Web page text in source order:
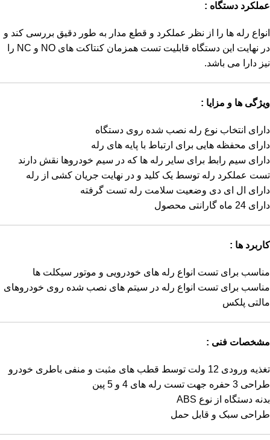
عملکرد دستگاه :
انواع رله ها را از نظر عملکرد و قطع مدار به طور دقیق بررسی کند و
در نهایت این دستگاه قابلیت تست همزمان کنتاکت های NO و NC را
نیز دارا می باشد.
ویژگی ها و مزایا :
دارای انتخاب نوع رله نصب شده روی دستگاه
دارای محفظه هایی برای ارتباط با پایه های رله
دارای سیم رابط برای سایر رله ها که در سیم خودروها نقش دارند
تست عملکرد رله توسط یک کلید و در نهایت جریان کشی از رله
دارای ال ای دی وضعیت سلامت رله تست گرفته
دارای 24 ماه گارانتی محصول
کاربرد ها :
مناسب برای تست انواع رله های خودرویی و موتور سیکلت ها
مناسب برای تست انواع رله در سیتم های نصب شده روی خودروهای
مالتی پلکس
مشخصات فنی :
تغذیه ورودی 12 ولت توسط قطب های مثبت و منفی باطری خودرو
طراحی 3 حفره جهت تست رله های 4 و 5 پین
بدنه دستگاه از نوع ABS
طراحی سبک و قابل حمل